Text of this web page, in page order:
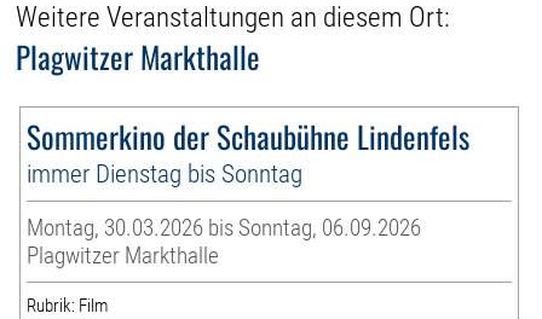
Weitere Veranstaltungen an diesem Ort:
Plagwitzer Markthalle
Sommerkino der Schaubühne Lindenfels
immer Dienstag bis Sonntag
Montag, 30.03.2026 bis Sonntag, 06.09.2026
Plagwitzer Markthalle
Rubrik: Film